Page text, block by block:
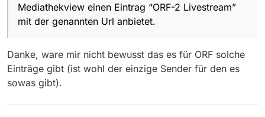
Mediathekview ist also zumindest nicht von
vornherein auszuschließen. Und selbst wenn sich
das nicht bestätigt, könnte es sein, dass ein
Mediathekview einen Eintrag “ORF-2 Livestream”
mit der genannten Url anbietet.
Danke, ware mir nicht bewusst das es für ORF solche
Einträge gibt (ist wohl der einzige Sender für den es
sowas gibt).